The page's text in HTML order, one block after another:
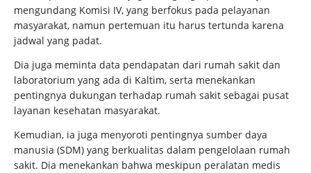
mengundang Komisi IV, yang berfokus pada pelayanan
masyarakat, namun pertemuan itu harus tertunda karena
jadwal yang padat.
Dia juga meminta data pendapatan dari rumah sakit dan
laboratorium yang ada di Kaltim, serta menekankan
pentingnya dukungan terhadap rumah sakit sebagai pusat
layanan kesehatan masyarakat.
Kemudian, ia juga menyoroti pentingnya sumber daya
manusia (SDM) yang berkualitas dalam pengelolaan rumah
sakit. Dia menekankan bahwa meskipun peralatan medis